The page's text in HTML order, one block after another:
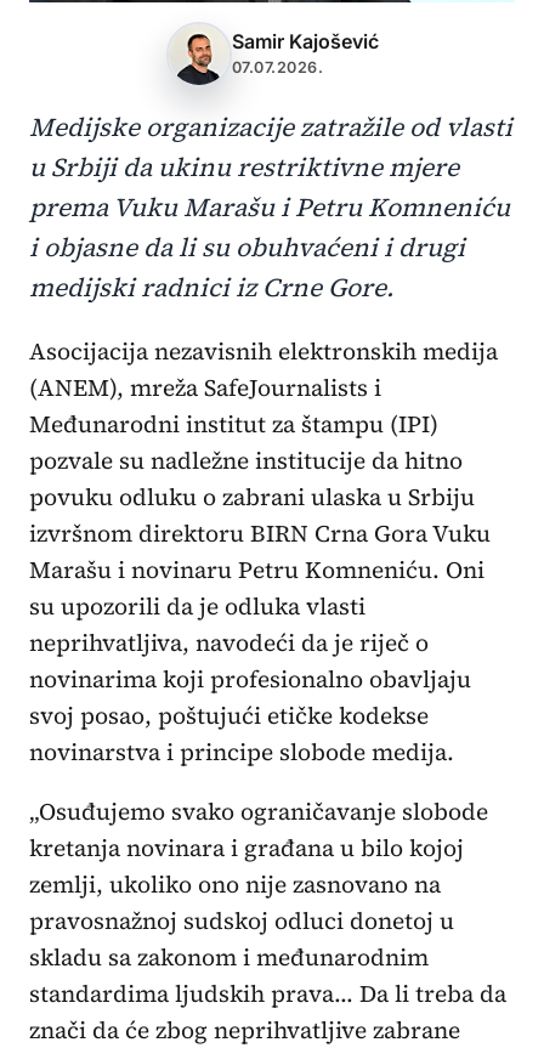
Samir Kajošević
07.07.2026.
Medijske organizacije zatražile od vlasti
u Srbiji da ukinu restriktivne mjere
prema Vuku Marašu i Petru Komneniću
i objasne da li su obuhvaćeni i drugi
medijski radnici iz Crne Gore.
Asocijacija nezavisnih elektronskih medija
(ANEM), mreža SafeJournalists i
Međunarodni institut za štampu (IPI)
pozvale su nadležne institucije da hitno
povuku odluku o zabrani ulaska u Srbiju
izvršnom direktoru BIRN Crna Gora Vuku
Marašu i novinaru Petru Komneniću. Oni
su upozorili da je odluka vlasti
neprihvatljiva, navodeći da je riječ o
novinarima koji profesionalno obavljaju
svoj posao, poštujući etičke kodekse
novinarstva i principe slobode medija.
„Osuđujemo svako ograničavanje slobode
kretanja novinara i građana u bilo kojoj
zemlji, ukoliko ono nije zasnovano na
pravosnažnoj sudskoj odluci donetoj u
skladu sa zakonom i međunarodnim
standardima ljudskih prava... Da li treba da
znači da će zbog neprihvatljive zabrane